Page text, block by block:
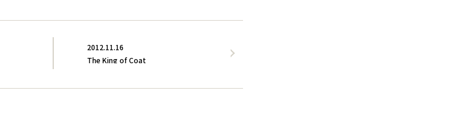
2012.11.16
The King of Coat